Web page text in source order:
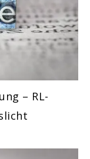
– RL-